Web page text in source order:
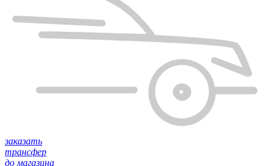
заказать
трансфер
до магазина